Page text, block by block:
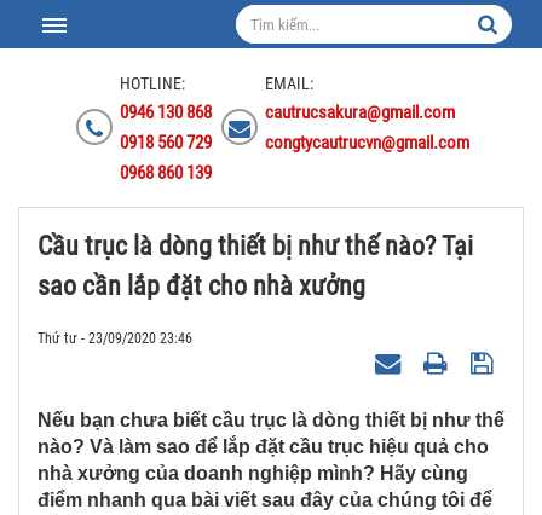
HOTLINE:
0946 130 868
0918 560 729
0968 860 139
EMAIL:
cautrucsakura@gmail.com
congtycautrucvn@gmail.com
Cầu trục là dòng thiết bị như thế nào? Tại
sao cần lắp đặt cho nhà xưởng
Thứ tư - 23/09/2020 23:46
Nếu bạn chưa biết cầu trục là dòng thiết bị như thế
nào? Và làm sao để lắp đặt cầu trục hiệu quả cho
nhà xưởng của doanh nghiệp mình? Hãy cùng
điểm nhanh qua bài viết sau đây của chúng tôi để